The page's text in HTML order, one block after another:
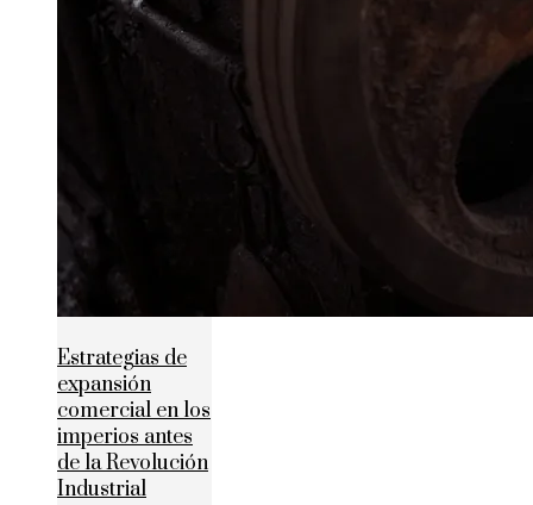
Estrategias de
expansión
comercial en los
imperios antes
de la Revolución
Industrial